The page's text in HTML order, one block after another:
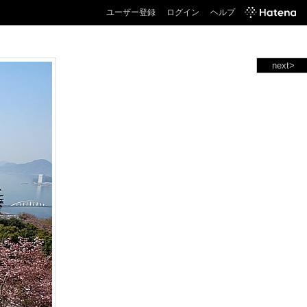
ユーザー登録 ログイン ヘルプ
next>